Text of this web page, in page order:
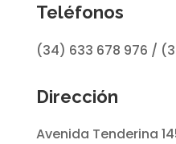
Teléfonos
(34) 633 678 976 /
Dirección
Avenida Tenderina